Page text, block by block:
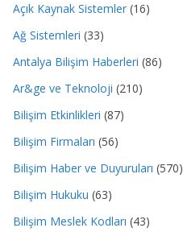
Açık Kaynak Sistemler (16)
Ağ Sistemleri (33)
Antalya Bilişim Haberleri (86)
Ar&ge ve Teknoloji (210)
Bilişim Etkinlikleri (87)
Bilişim Firmaları (56)
Bilişim Haber ve Duyuruları (570)
Bilişim Hukuku (63)
Bilişim Meslek Kodları (43)